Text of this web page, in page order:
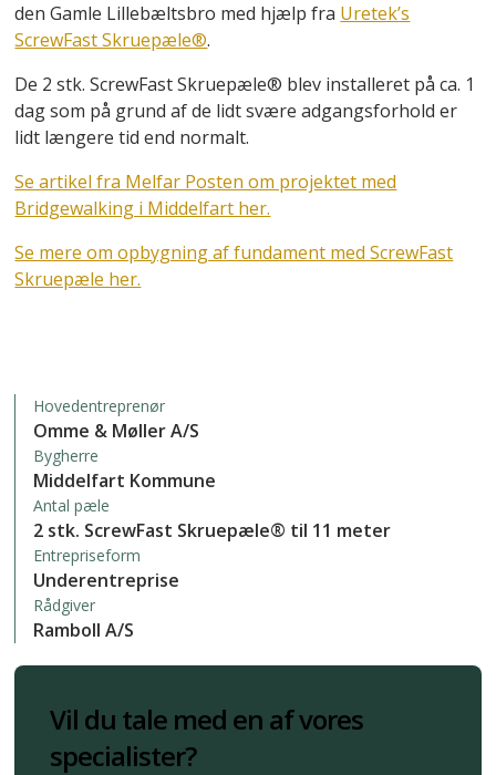
den Gamle Lillebæltsbro med hjælp fra Uretek’s
ScrewFast Skruepæle®.
De 2 stk. ScrewFast Skruepæle® blev installeret på ca. 1
dag som på grund af de lidt svære adgangsforhold er
lidt længere tid end normalt.
Se artikel fra Melfar Posten om projektet med
Bridgewalking i Middelfart her.
Se mere om opbygning af fundament med ScrewFast
Skruepæle her.
Hovedentreprenør
Omme & Møller A/S
Bygherre
Middelfart Kommune
Antal pæle
2 stk. ScrewFast Skruepæle® til 11 meter
Entrepriseform
Underentreprise
Rådgiver
Ramboll A/S
Vil du tale med en af vores
specialister?